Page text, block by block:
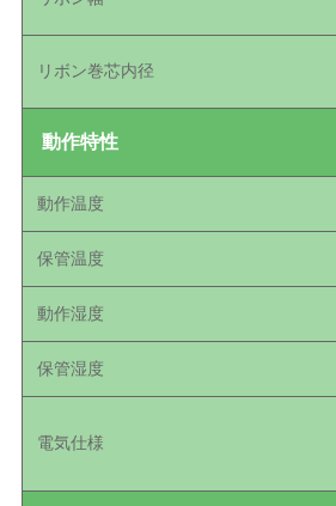
リボン巻芯内径
動作特性
動作温度
保管温度
動作湿度
保管湿度
電気仕様